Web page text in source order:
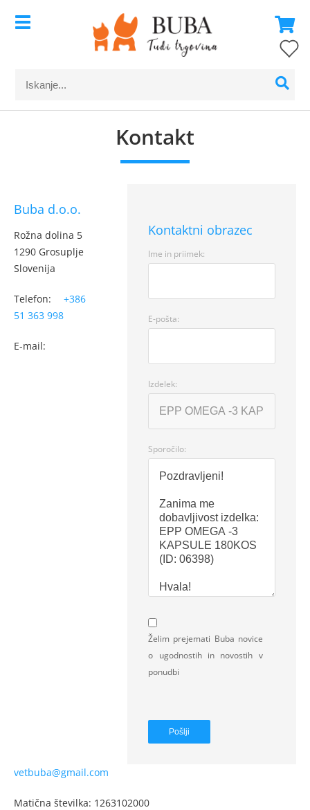
Kontakt
Kontaktni obrazec
Ime in priimek:
E-pošta:
Izdelek:
Sporočilo:
Želim prejemati Buba novice
o ugodnostih in novostih v
ponudbi
Buba d.o.o.
Rožna dolina 5
1290 Grosuplje
Slovenija
Telefon:+386
51 363 998
E-mail:
vetbuba@gmail.com
Matična številka: 1263102000